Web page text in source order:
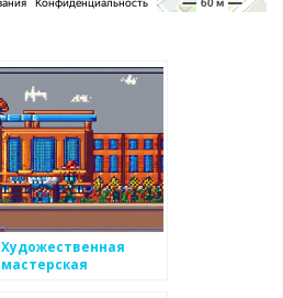
Художественная
мастерская